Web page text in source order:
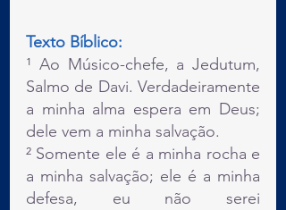
Texto Bíblico:
¹ Ao Músico-chefe, a Jedutum,
Salmo de Davi. Verdadeiramente
a minha alma espera em Deus;
dele vem a minha salvação.
² Somente ele é a minha rocha e
a minha salvação; ele é a minha
defesa, eu não serei